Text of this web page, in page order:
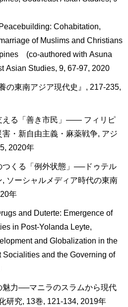
Cohabitation,
of Muslims and Christians
(co-authored with Asuna
Asian Studies, 9, 67-97, 2020
の東南アジア現代史』, 217-235,
える「善き市民」―― フィリピ
・新自由主義・麻薬戦争, アジ
2020年
つくる「例外状態」──ドゥテル
ソーシャルメディア時代の東南
年
and Duterte: Emergence of
in Post-Yolanda Leyte,
and Globalization in the
and the Governing of
力──マニラのスラムから現代
研究, 13巻, 121-134, 2019年